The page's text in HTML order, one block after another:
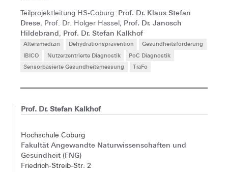
Teilprojektleitung HS-Coburg: Prof. Dr. Klaus Stefan
Drese, Prof. Dr. Holger Hassel, Prof. Dr. Janosch
Hildebrand, Prof. Dr. Stefan Kalkhof
Altersmedizin Dehydrationsprävention
Gesundheitsförderung
IBICO
Nutzerzentrierte Diagnostik
PoC Diagnostik
Sensorbasierte Gesundheitsmessung
TraFo
Prof. Dr. Stefan Kalkhof
Hochschule Coburg
Fakultät Angewandte Naturwissenschaften und
Gesundheit (FNG)
Friedrich-Streib-Str. 2